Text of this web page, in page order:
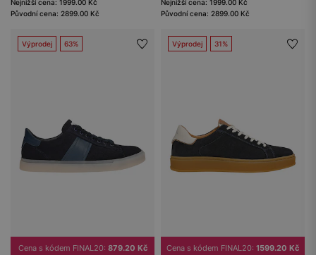
Nejnižší cena: 1999.00 Kč
Původní cena: 2899.00 Kč
Nejnižší cena: 1999.00 Kč
Původní cena: 2899.00 Kč
Výprodej 63%
Cena s kódem FINAL20: 879.20 Kč
Výprodej 31%
Cena s kódem FINAL20: 1599.20 Kč